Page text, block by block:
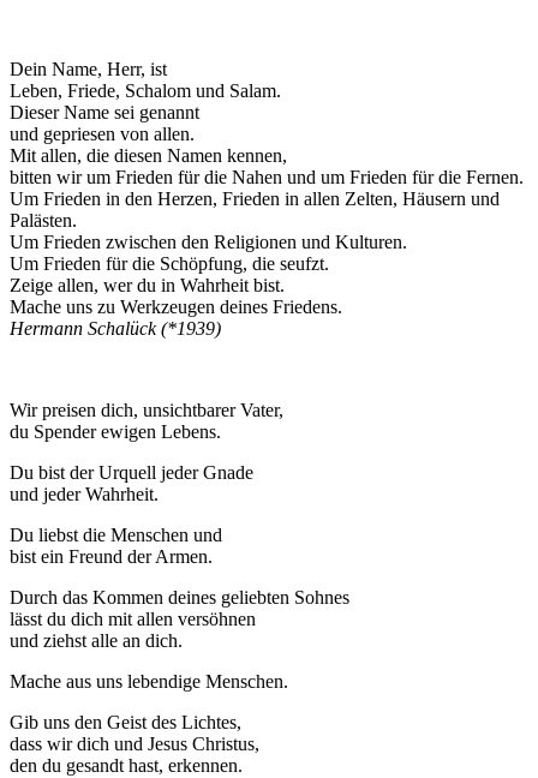
Dein Name, Herr, ist
Leben, Friede, Schalom und Salam.
Dieser Name sei genannt
und gepriesen von allen.
Mit allen, die diesen Namen kennen,
bitten wir um Frieden für die Nahen und um Frieden für die Fernen.
Um Frieden in den Herzen, Frieden in allen Zelten, Häusern und
Palästen.
Um Frieden zwischen den Religionen und Kulturen.
Um Frieden für die Schöpfung, die seufzt.
Zeige allen, wer du in Wahrheit bist.
Mache uns zu Werkzeugen deines Friedens.
Hermann Schalück (*1939)
Wir preisen dich, unsichtbarer Vater,
du Spender ewigen Lebens.
Du bist der Urquell jeder Gnade
und jeder Wahrheit.
Du liebst die Menschen und
bist ein Freund der Armen.
Durch das Kommen deines geliebten Sohnes
lässt du dich mit allen versöhnen
und ziehst alle an dich.
Mache aus uns lebendige Menschen.
Gib uns den Geist des Lichtes,
dass wir dich und Jesus Christus,
den du gesandt hast, erkennen.